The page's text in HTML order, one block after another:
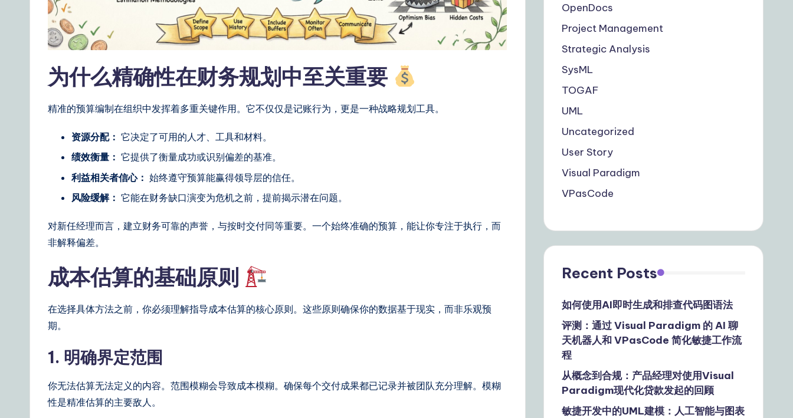
ui
为什么精确性在财务规划中至关重要
精准的预算编制在组织中发挥着多重关键作用。它不仅仅是记账行为，更是一种战略规划工具。
资源分配： 它决定了可用的人才、工具和材料。
绩效衡量： 它提供了衡量成功或识别偏差的基准。
利益相关者信心： 始终遵守预算能赢得领导层的信任。
风险缓解： 它能在财务缺口演变为危机之前，提前揭示潜在问题。
对新任经理而言，建立财务可靠的声誉，与按时交付同等重要。一个始终准确的预算，能让你专注于执行，而
非解释偏差。
成本估算的基础原则
在选择具体方法之前，你必须理解指导成本估算的核心原则。这些原则确保你的数据基于现实，而非乐观预
期。
1. 明确界定范围
你无法估算无法定义的内容。范围模糊会导致成本模糊。确保每个交付成果都已记录并被团队充分理解。模糊
性是精准估算的主要敌人。
OpenDocs
Project Management
Strategic Analysis
SysML
TOGAF
UML
Uncategorized
User Story
Visual Paradigm
VPasCode
Recent Posts
如何使用AI即时生成和排查代码图语法
评测：通过 Visual Paradigm 的 AI 聊
天机器人和 VPasCode 简化敏捷工作流
程
从概念到合规：产品经理对使用Visual
Paradigm现代化贷款发起的回顾
敏捷开发中的UML建模：人工智能与图表